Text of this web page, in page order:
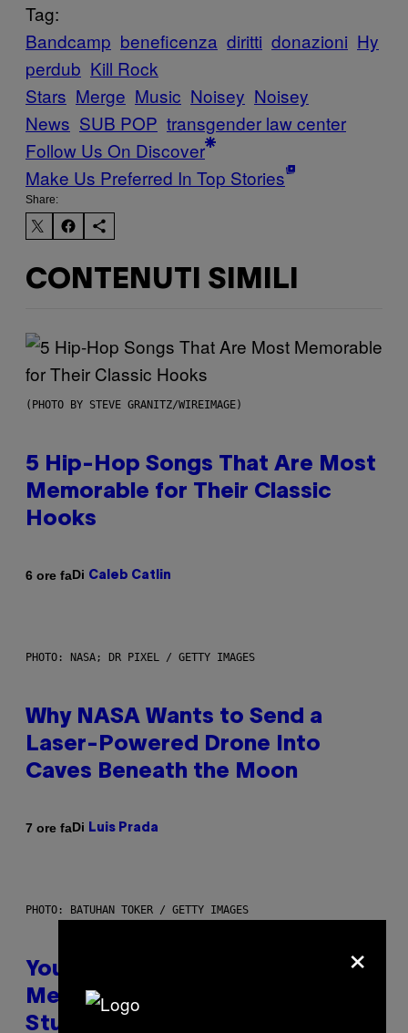
Tag:
Bandcamp beneficenza diritti donazioni Hy
perdub Kill Rock
Stars Merge Music Noisey Noisey
News SUB POP transgender law center
Follow Us On Discover
Make Us Preferred In Top Stories
Share:
CONTENUTI SIMILI
(PHOTO BY STEVE GRANITZ/WIREIMAGE)
5 Hip-Hop Songs That Are Most
Memorable for Their Classic
Hooks
6 ore faDi Caleb Catlin
PHOTO: NASA; DR PIXEL / GETTY IMAGES
Why NASA Wants to Send a
Laser-Powered Drone Into
Caves Beneath the Moon
7 ore faDi Luis Prada
PHOTO: BATUHAN TOKER / GETTY IMAGES
Your Desk Height Could Be
Messing With Your Brain, New
Study Finds
×